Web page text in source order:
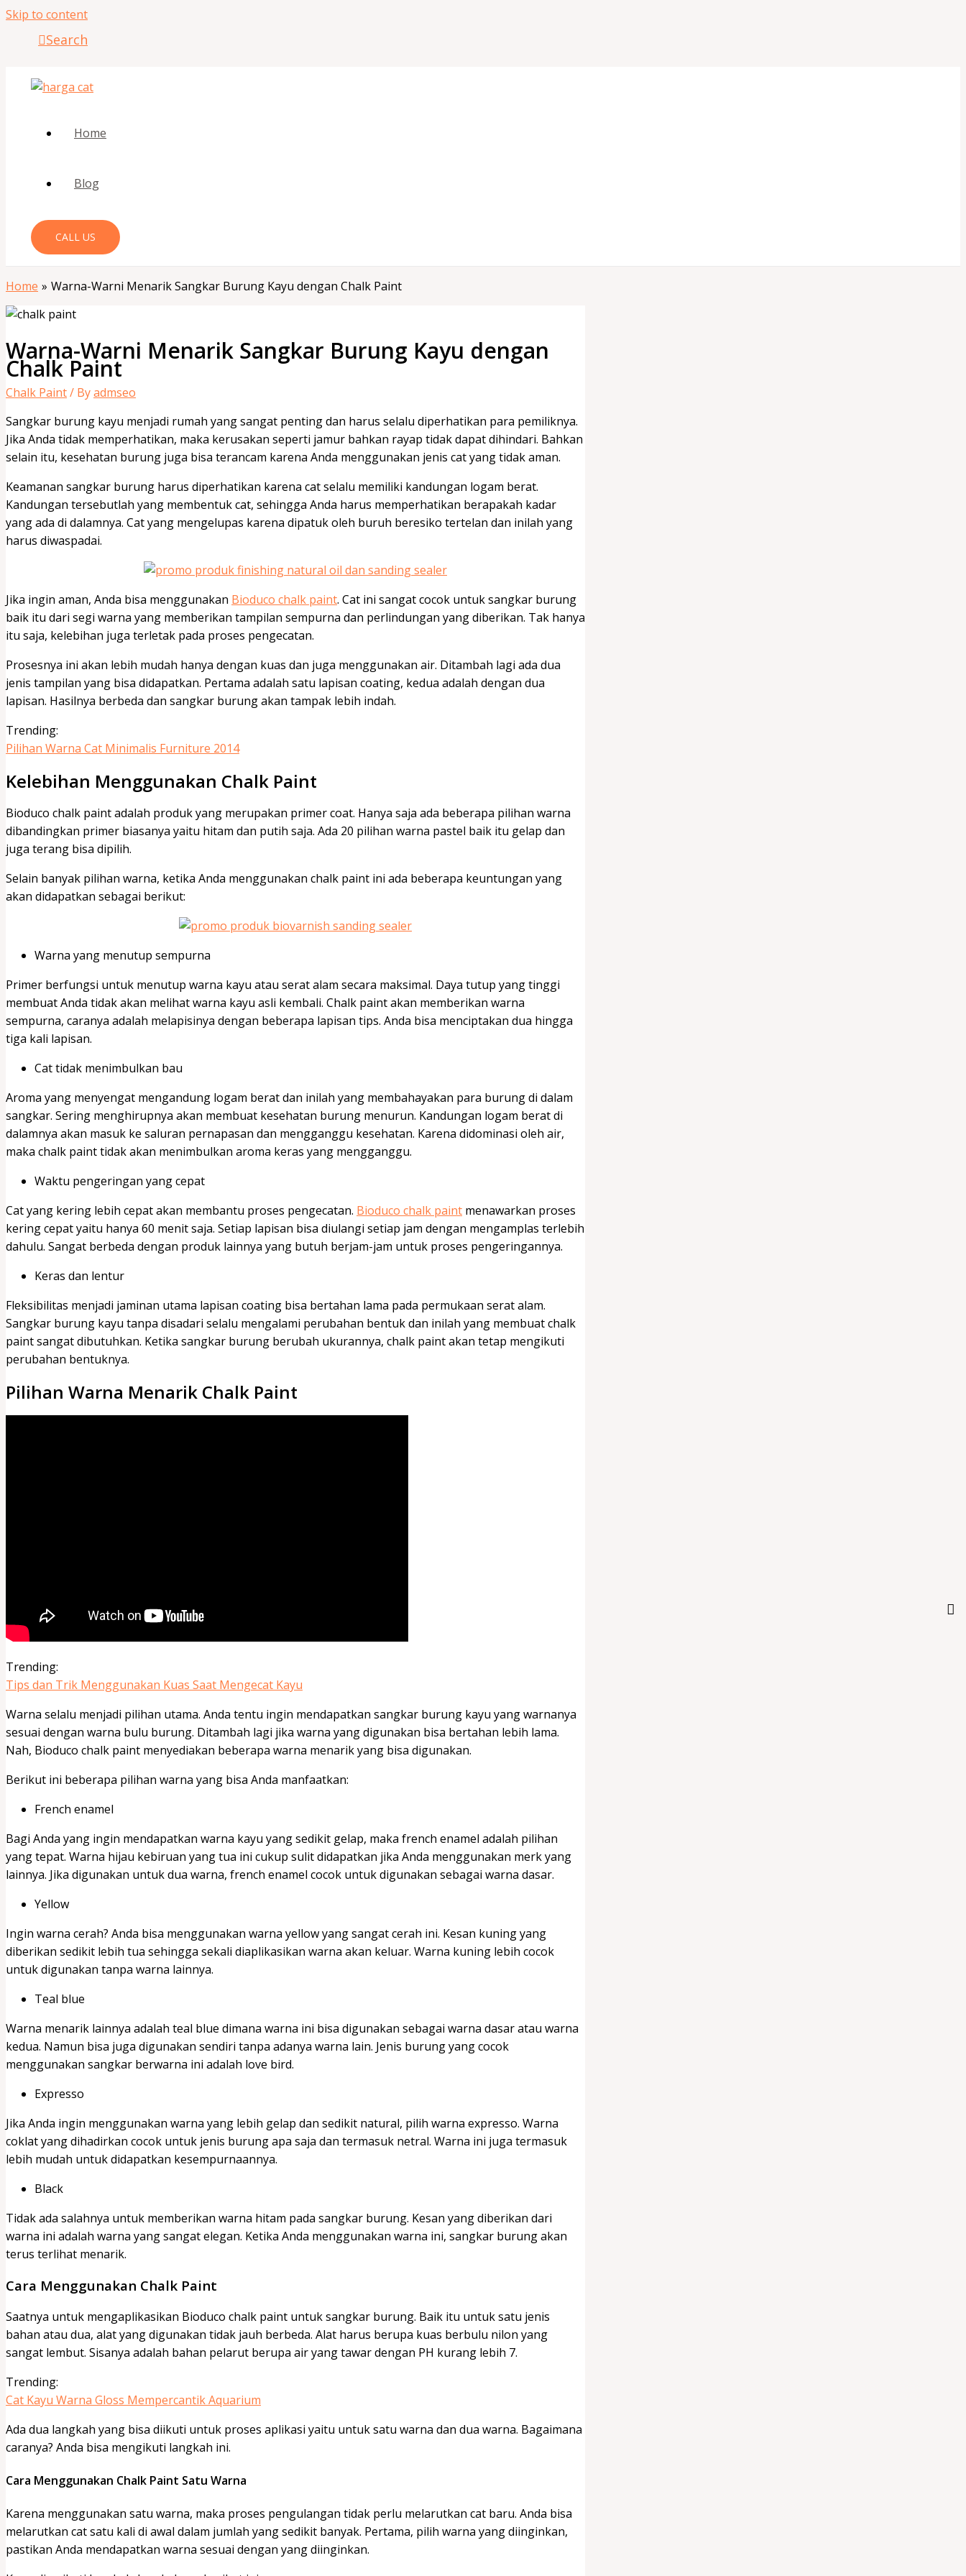
Skip to content
Search
Home
Blog
CALL US
Home Warna-Warni Menarik Sangkar Burung Kayu dengan Chalk Paint
Warna-Warni Menarik Sangkar Burung Kayu dengan
Chalk Paint
Chalk Paint/ Byadmseo
Sangkar burung kayu menjadi rumah yang sangat penting dan harus selalu diperhatikan para pemiliknya.
Jika Anda tidak memperhatikan, maka kerusakan seperti jamur bahkan rayap tidak dapat dihindari. Bahkan
selain itu, kesehatan burung juga bisa terancam karena Anda menggunakan jenis cat yang tidak aman.
Keamanan sangkar burung harus diperhatikan karena cat selalu memiliki kandungan logam berat.
Kandungan tersebutlah yang membentuk cat, sehingga Anda harus memperhatikan berapakah kadar
yang ada di dalamnya. Cat yang mengelupas karena dipatuk oleh buruh beresiko tertelan dan inilah yang
harus diwaspadai.
Jika ingin aman, Anda bisa menggunakan Bioduco chalk paint. Cat ini sangat cocok untuk sangkar burung
baik itu dari segi warna yang memberikan tampilan sempurna dan perlindungan yang diberikan. Tak hanya
itu saja, kelebihan juga terletak pada proses pengecatan.
Prosesnya ini akan lebih mudah hanya dengan kuas dan juga menggunakan air. Ditambah lagi ada dua
jenis tampilan yang bisa didapatkan. Pertama adalah satu lapisan coating, kedua adalah dengan dua
lapisan. Hasilnya berbeda dan sangkar burung akan tampak lebih indah.
Trending:
Pilihan Warna Cat Minimalis Furniture 2014
Kelebihan Menggunakan Chalk Paint
Bioduco chalk paint adalah produk yang merupakan primer coat. Hanya saja ada beberapa pilihan warna
dibandingkan primer biasanya yaitu hitam dan putih saja. Ada 20 pilihan warna pastel baik itu gelap dan
juga terang bisa dipilih.
Selain banyak pilihan warna, ketika Anda menggunakan chalk paint ini ada beberapa keuntungan yang
akan didapatkan sebagai berikut:
Warna yang menutup sempurna
Primer berfungsi untuk menutup warna kayu atau serat alam secara maksimal. Daya tutup yang tinggi
membuat Anda tidak akan melihat warna kayu asli kembali. Chalk paint akan memberikan warna
sempurna, caranya adalah melapisinya dengan beberapa lapisan tips. Anda bisa menciptakan dua hingga
tiga kali lapisan.
Cat tidak menimbulkan bau
Aroma yang menyengat mengandung logam berat dan inilah yang membahayakan para burung di dalam
sangkar. Sering menghirupnya akan membuat kesehatan burung menurun. Kandungan logam berat di
dalamnya akan masuk ke saluran pernapasan dan mengganggu kesehatan. Karena didominasi oleh air,
maka chalk paint tidak akan menimbulkan aroma keras yang mengganggu.
Waktu pengeringan yang cepat
Cat yang kering lebih cepat akan membantu proses pengecatan. Bioduco chalk paint menawarkan proses
kering cepat yaitu hanya 60 menit saja. Setiap lapisan bisa diulangi setiap jam dengan mengamplas terlebih
dahulu. Sangat berbeda dengan produk lainnya yang butuh berjam-jam untuk proses pengeringannya.
Keras dan lentur
Fleksibilitas menjadi jaminan utama lapisan coating bisa bertahan lama pada permukaan serat alam.
Sangkar burung kayu tanpa disadari selalu mengalami perubahan bentuk dan inilah yang membuat chalk
paint sangat dibutuhkan. Ketika sangkar burung berubah ukurannya, chalk paint akan tetap mengikuti
perubahan bentuknya.
Pilihan Warna Menarik Chalk Paint
Trending:
Tips dan Trik Menggunakan Kuas Saat Mengecat Kayu
Warna selalu menjadi pilihan utama. Anda tentu ingin mendapatkan sangkar burung kayu yang warnanya
sesuai dengan warna bulu burung. Ditambah lagi jika warna yang digunakan bisa bertahan lebih lama.
Nah, Bioduco chalk paint menyediakan beberapa warna menarik yang bisa digunakan.
Berikut ini beberapa pilihan warna yang bisa Anda manfaatkan:
French enamel
Bagi Anda yang ingin mendapatkan warna kayu yang sedikit gelap, maka french enamel adalah pilihan
yang tepat. Warna hijau kebiruan yang tua ini cukup sulit didapatkan jika Anda menggunakan merk yang
lainnya. Jika digunakan untuk dua warna, french enamel cocok untuk digunakan sebagai warna dasar.
Yellow
Ingin warna cerah? Anda bisa menggunakan warna yellow yang sangat cerah ini. Kesan kuning yang
diberikan sedikit lebih tua sehingga sekali diaplikasikan warna akan keluar. Warna kuning lebih cocok
untuk digunakan tanpa warna lainnya.
Teal blue
Warna menarik lainnya adalah teal blue dimana warna ini bisa digunakan sebagai warna dasar atau warna
kedua. Namun bisa juga digunakan sendiri tanpa adanya warna lain. Jenis burung yang cocok
menggunakan sangkar berwarna ini adalah love bird.
Expresso
Jika Anda ingin menggunakan warna yang lebih gelap dan sedikit natural, pilih warna expresso. Warna
coklat yang dihadirkan cocok untuk jenis burung apa saja dan termasuk netral. Warna ini juga termasuk
lebih mudah untuk didapatkan kesempurnaannya.
Black
Tidak ada salahnya untuk memberikan warna hitam pada sangkar burung. Kesan yang diberikan dari
warna ini adalah warna yang sangat elegan. Ketika Anda menggunakan warna ini, sangkar burung akan
terus terlihat menarik.
Cara Menggunakan Chalk Paint
Saatnya untuk mengaplikasikan Bioduco chalk paint untuk sangkar burung. Baik itu untuk satu jenis
bahan atau dua, alat yang digunakan tidak jauh berbeda. Alat harus berupa kuas berbulu nilon yang
sangat lembut. Sisanya adalah bahan pelarut berupa air yang tawar dengan PH kurang lebih 7.
Trending:
Cat Kayu Warna Gloss Mempercantik Aquarium
Ada dua langkah yang bisa diikuti untuk proses aplikasi yaitu untuk satu warna dan dua warna. Bagaimana
caranya? Anda bisa mengikuti langkah ini.
Cara Menggunakan Chalk Paint Satu Warna
Karena menggunakan satu warna, maka proses pengulangan tidak perlu melarutkan cat baru. Anda bisa
melarutkan cat satu kali di awal dalam jumlah yang sedikit banyak. Pertama, pilih warna yang diinginkan,
pastikan Anda mendapatkan warna sesuai dengan yang diinginkan.